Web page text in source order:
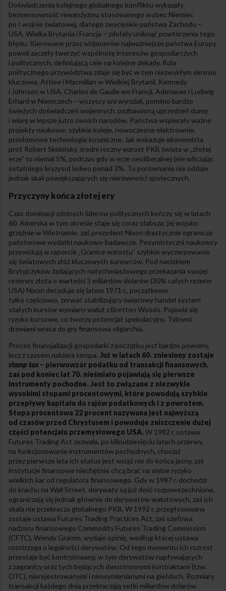
Doświadczenia kolejnego globalnego konfliktu wykazały
bezsensowność rewanżyzmu stosowanego wobec Niemiec
po I wojnie światowej, dlatego zwycięskie państwa Zachodu –
USA, Wielka Brytania i Francja – zdołały uniknąć powtórzenia tego
błędu. Kierowane przez wizjonerów najważniejsze państwa Europy
powoli zaczęły tworzyć wspólnotę interesów gospodarczych
i politycznych, definiującą cele na kolejne dekady. Rola
politycznego przywództwa zdaje się być w tym niezwykłym okresie
kluczowa. Attlee i Macmillan w Wielkiej Brytanii, Kennedy
i Johnson w USA, Charles de Gaulle we Francji, Adenauer i Ludwig
Erhard w Niemczech – wszyscy oni wyrażali, pomimo bardzo
świeżych doświadczeń wojennych, pozbawioną uprzedzeń dumę
i wiarę w lepsze jutro swoich narodów. Państwa wspierały ważne
projekty naukowe: szybkie koleje, nowoczesne elektrownie,
przełomowe technologie kosmiczne. Jak wskazuje ekonomista
prof. Robert Skidelsky, średni roczny wzrost PKB świata w „złotej
erze” to niemal 5%, podczas gdy w erze neoliberalnej (nie wliczając
ostatniego kryzysu) ledwo ponad 3%. To porównanie nie oddaje
jednak skali powiększających się nierówności społecznych.
Przyczyny końca złotej ery
Czas dominacji zdolnych liderów politycznych kończy się w latach
60. Ameryka w tym okresie staje się coraz słabsza: jej wojsko
grzęźnie w Wietnamie, zaś prezydent Nixon drastycznie ogranicza
państwowe wydatki naukowo-badawcze. Pesymistyczni naukowcy
przewidują w raporcie „Granice wzrostu” szybkie wyczerpywanie
się światowych złóż kluczowych surowców. Pod naciskiem
Brytyjczyków żądających natychmiastowego przekazania swojej
rezerwy złota o wartości 3 miliardów dolarów (30% całych rezerw
USA) Nixon decyduje się latem 1971 r., początkowo
tylko częściowo, zerwać stabilizujący światowy handel system
stałych kursów wymiany walut z Bretton Woods. Pojawia się
ryzyko kursowe, co tworzy potencjał spekulacyjny. Tylnymi
drzwiami wraca do gry finansowa oligarchia.
Proces finansjalizacji gospodarki z początku jest bardzo powolny,
lecz z czasem nabiera tempa. Już w latach 60. zniesiony zostaje
stamp tax – pierwowzór podatku od transakcji finansowych,
zaś pod koniec lat 70. nieśmiało pojawiają się pierwsze
instrumenty pochodne. Jest to związane z niezwykle
wysokimi stopami procentowymi, które powodują szybkie
przepływy kapitału do rajów podatkowych i z powrotem.
Stopa procentowa 22 procent nazywana jest najwyższą
od czasów przed Chrystusem i powoduje zniszczenie dużej
części potencjału przemysłowego USA. W 1982 r. ustawa
Futures Trading Act zezwala, po kilkudziesięciu latach przerwy,
na funkcjonowanie instrumentów pochodnych, chociaż
przez pierwsze lata ich status jest wciąż nie do końca jasny, zaś
instytucje finansowe niechętnie chcą brać na siebie ryzyko
wielkich kar od regulatora finansowego. Gdy w 1987 r. dochodzi
do krachu na Wall Street, derywaty są już dość rozpowszechnione,
ograniczają się jednak głównie do derywatów walutowych, zaś ich
skala nie przekracza globalnego PKB. W 1992 r. przegłosowana
zostaje ustawa Futures Trading Practices Act, zaś szefowa
nadzoru finansowego Commodity Futures Trading Commission
(CFTC), Wendy Gramm, wydaje opinię, według której ustawa
rozstrzyga o legalności derywatów. Od tego momentu ich rozrost
przestaje być kontrolowany, w tym derywatów napływających
z zagranicy oraz tych będących dwustronnymi kontraktami (tzw.
OTC), nierejestrowanymi i niewymienianymi na giełdach. Rozmiary
transakcji każdego dnia przekraczają setki miliardów dolarów.